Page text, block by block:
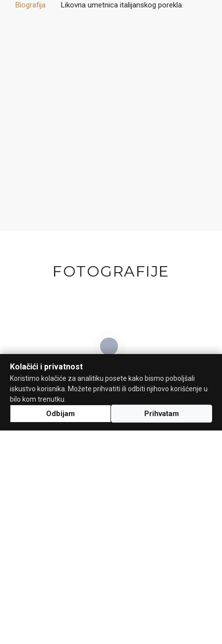
Biografija Likovna umetnica italijanskog porekla.
FOTOGRAFIJE
Kolačići i privatnost
Koristimo kolačiće za analitiku posete kako bismo poboljšali
iskustvo korisnika. Možete prihvatiti ili odbiti njihovo korišćenje u
bilo kom trenutku.
Odbijam Prihvatam